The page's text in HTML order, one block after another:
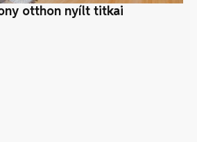
otthon nyílt titkai